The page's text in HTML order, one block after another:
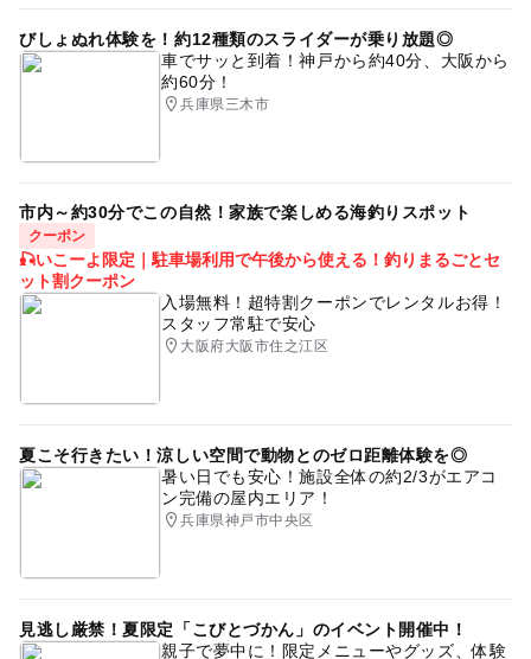
びしょぬれ体験を！約12種類のスライダーが乗り放題◎
車でサッと到着！神戸から約40分、大阪から
約60分！
兵庫県三木市
市内～約30分でこの自然！家族で楽しめる海釣りスポット
クーポン
🎣いこーよ限定｜駐車場利用で午後から使える！釣りまるごとセ
ット割クーポン
入場無料！超特割クーポンでレンタルお得！
スタッフ常駐で安心
大阪府大阪市住之江区
夏こそ行きたい！涼しい空間で動物とのゼロ距離体験を◎
暑い日でも安心！施設全体の約2/3がエアコ
ン完備の屋内エリア！
兵庫県神戸市中央区
見逃し厳禁！夏限定「こびとづかん」のイベント開催中！
親子で夢中に！限定メニューやグッズ、体験